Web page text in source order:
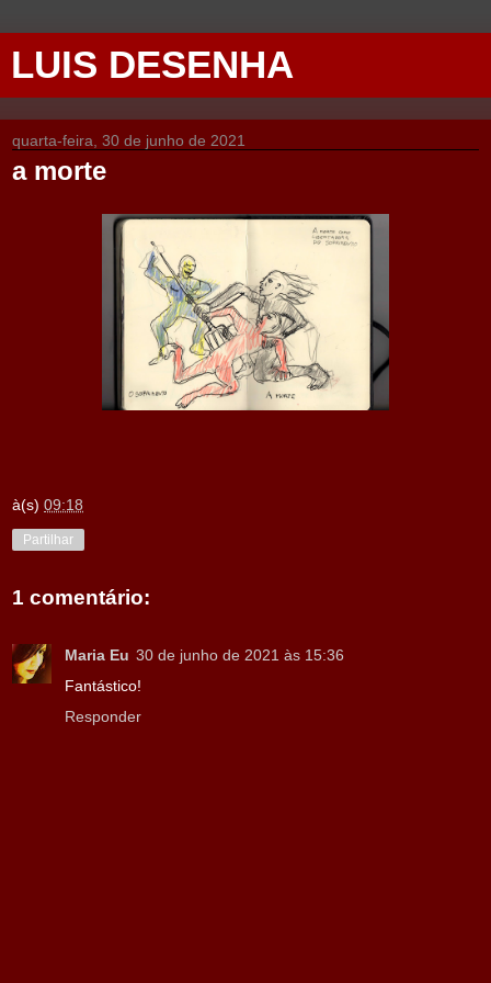
LUIS DESENHA
quarta-feira, 30 de junho de 2021
a morte
à(s) 09:18
Partilhar
1 comentário:
Maria Eu 30 de junho de 2021 às 15:36
Fantástico!
Responder